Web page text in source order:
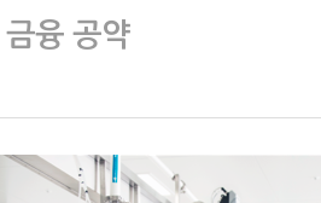
금융 공약